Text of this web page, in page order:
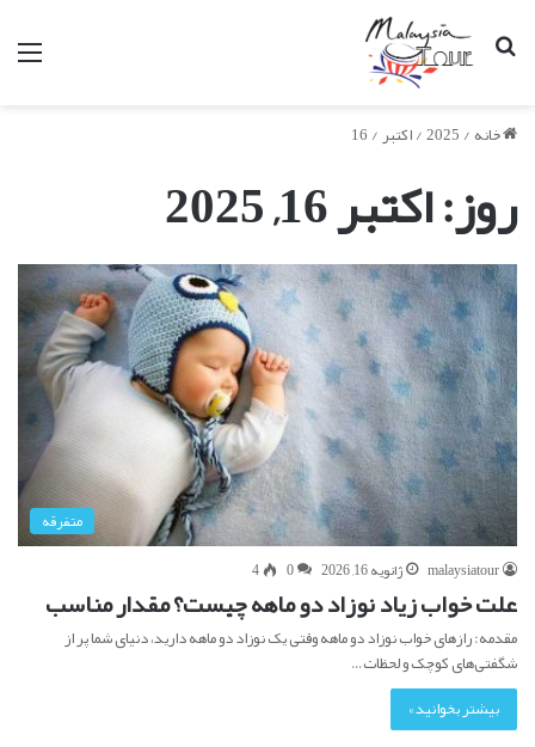
جستجو
خانه/
2025
/اکتبر/
16
روز:اکتبر 16, 2025
متفرقه
malaysiatour
ژانویه 16, 2026 0
4
علت خواب زیاد نوزاد دو ماهه چیست؟ مقدار مناسب
مقدمه: رازهای خواب نوزاد دو ماهه وقتی یک نوزاد دو ماهه دارید، دنیای شما پر از
شگفتی‌های کوچک و لحظات…
بیشتر بخوانید »